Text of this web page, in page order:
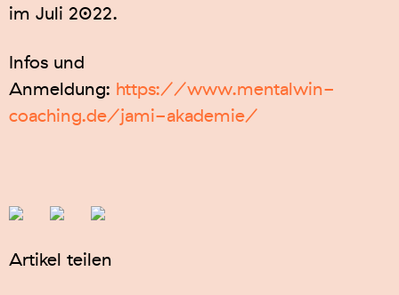
im Juli 2022.
Infos und
Anmeldung: https://www.mentalwin-
coaching.de/jami-akademie/
Artikel teilen